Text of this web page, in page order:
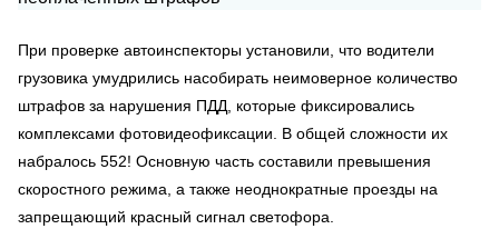
При проверке автоинспекторы установили, что водители
грузовика умудрились насобирать неимоверное количество
штрафов за нарушения ПДД, которые фиксировались
комплексами фотовидеофиксации. В общей сложности их
набралось 552! Основную часть составили превышения
скоростного режима, а также неоднократные проезды на
запрещающий красный сигнал светофора.